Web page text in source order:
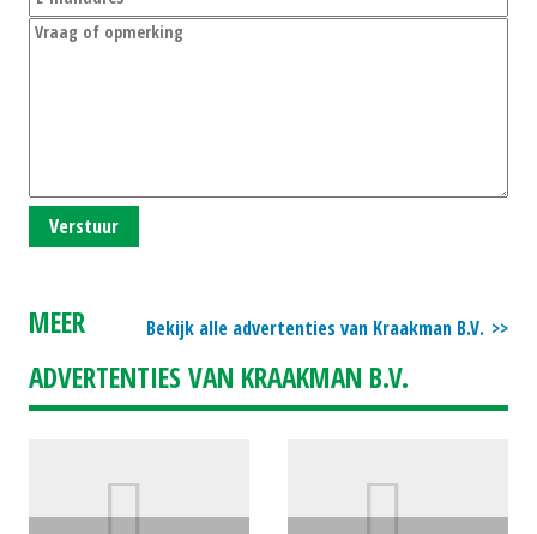
Verstuur
Bekijk alle advertenties van Kraakman B.V.
MEER
ADVERTENTIES VAN KRAAKMAN B.V.